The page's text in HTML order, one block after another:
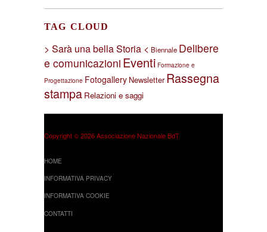
TAG CLOUD
> Sarà una bella Storia < Biennale Delibere
e comunicazioni Eventi Formazione e
Progettazione Fotogallery Newsletter Rassegna
stampa Relazioni e saggi
Copyright © 2026 Associazione Nazionale BdT
HOME
INFORMATIVA PRIVACY
INFORMATIVA COOKIE
CONTATTI